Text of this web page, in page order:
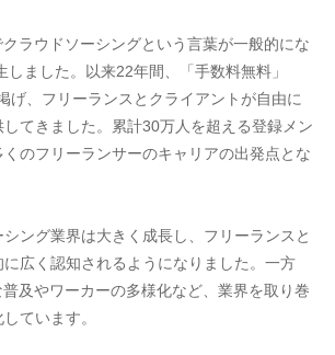
ラウドソーシングという言葉が一般的にな
しました。以来22年間、「手数料無料」
げ、フリーランスとクライアントが自由に
てきました。累計30万人を超える登録メン
のフリーランサーのキャリアの出発点とな
ング業界は大きく成長し、フリーランスと
広く認知されるようになりました。一方
及やワーカーの多様化など、業界を取り巻
ています。